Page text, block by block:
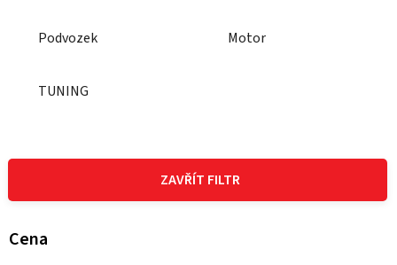
Podvozek Motor
TUNING
ZAVŘÍT FILTR
Cena
V
p
i